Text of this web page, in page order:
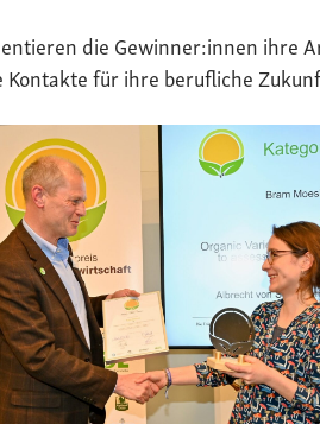
die Gewinner:innen ihre
für ihre berufliche